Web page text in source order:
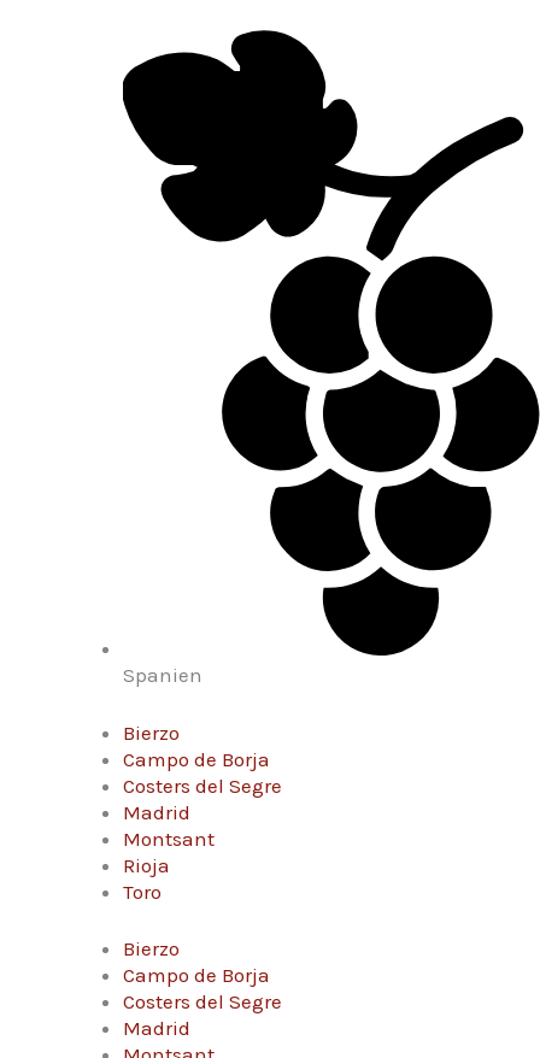
Spanien
Bierzo
Campo de Borja
Costers del Segre
Madrid
Montsant
Rioja
Toro
Bierzo
Campo de Borja
Costers del Segre
Madrid